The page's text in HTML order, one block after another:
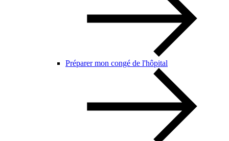
Préparer mon congé de l'hôpital